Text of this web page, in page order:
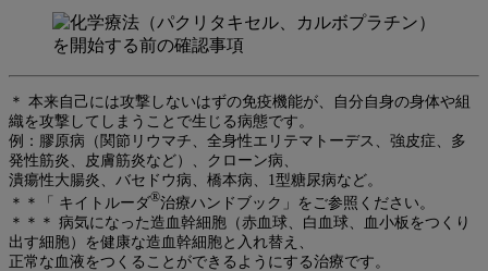
＊ 本来自己には攻撃しないはずの免疫機能が、自分自身の身体や組
織を攻撃してしまうことで生じる病態です。
例：膠原病（関節リウマチ、全身性エリテマトーデス、強皮症、多
発性筋炎、皮膚筋炎など）、クローン病、
潰瘍性大腸炎、バセドウ病、橋本病、1型糖尿病など。
＊＊「 キイトルーダ®治療ハンドブック」をご参照ください。
＊＊＊ 病気になった造血幹細胞（赤血球、白血球、血小板をつくり
出す細胞）を健康な造血幹細胞と入れ替え、
正常な血液をつくることができるようにする治療です。